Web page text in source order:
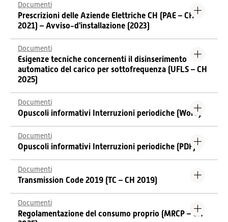
Documenti
Prescrizioni delle Aziende Elettriche CH (PAE – CH
2021) – Avviso-d'installazione (2023)
Documenti
Esigenze tecniche concernenti il disinserimento
automatico del carico per sottofrequenza (UFLS – CH
2025)
Documenti
Opuscoli informativi Interruzioni periodiche (Word)
Documenti
Opuscoli informativi Interruzioni periodiche (PDF)
Documenti
Transmission Code 2019 (TC – CH 2019)
Documenti
Regolamentazione del consumo proprio (MRCP – CH